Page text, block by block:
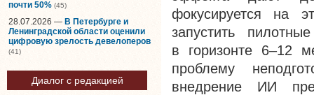
почти 50% (45)
28.07.2026 — В Петербурге и
Ленинградской области оценили
цифровую зрелость девелоперов
(41)
Диалог с редакцией
фокусируется на
запустить
в горизонте 6–12
проблему
внедрение ИИ